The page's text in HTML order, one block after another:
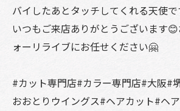
バイしたあとタッチしてくれる天使
いつもご来店ありがとうございます
ォーリライブにお任せください🤗
#カット専門店#カラー専門店#大阪#
おおとりウイングス#ヘアカット#ヘ